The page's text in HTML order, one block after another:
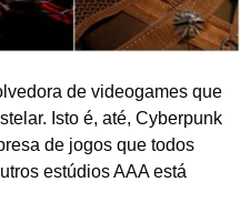
6
de videogames que
Isto é, até, Cyberpunk
de jogos que todos
estúdios AAA está